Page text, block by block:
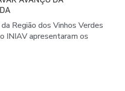
Região dos Vinhos Verdes
INIAV apresentaram os